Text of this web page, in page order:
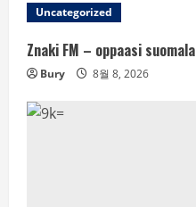
Uncategorized
Znaki FM – oppaasi
Bury 8월 8, 2026